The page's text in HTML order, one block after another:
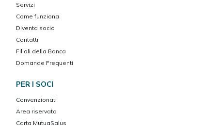
Servizi
Come funziona
Diventa socio
Contatti
Filiali della Banca
Domande Frequenti
PER I SOCI
Convenzionati
Area riservata
Carta MutuaSalus